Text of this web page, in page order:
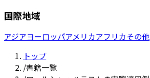
国際地域
アジアヨーロッパアメリカアフリカその他
トップ
/書籍一覧